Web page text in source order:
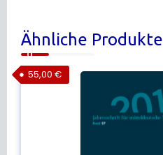
Ähnliche Produkte
55,00 €